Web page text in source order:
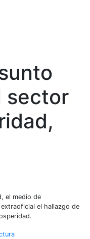
sector
el medio de
el hallazgo de